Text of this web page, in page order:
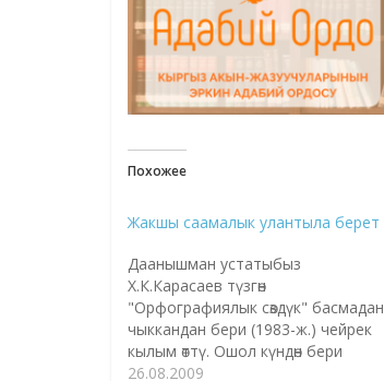
Похожее
Жакшы саамалык улантыла берет
Даанышман устатыбыз
Х.К.Карасаев түзгөн
"Орфографиялык сөздүк" басмадан
чыккандан бери (1983-ж.) чейрек
кылым өттү. Ошол күндөн бери
өлкөбүздөгү бардык тилчи-
26.08.2009